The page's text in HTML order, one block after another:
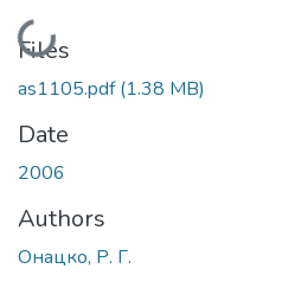
Loading...
Files
as1105.pdf(1.38 MB)
Date
2006
Authors
Онацко, Р. Г.